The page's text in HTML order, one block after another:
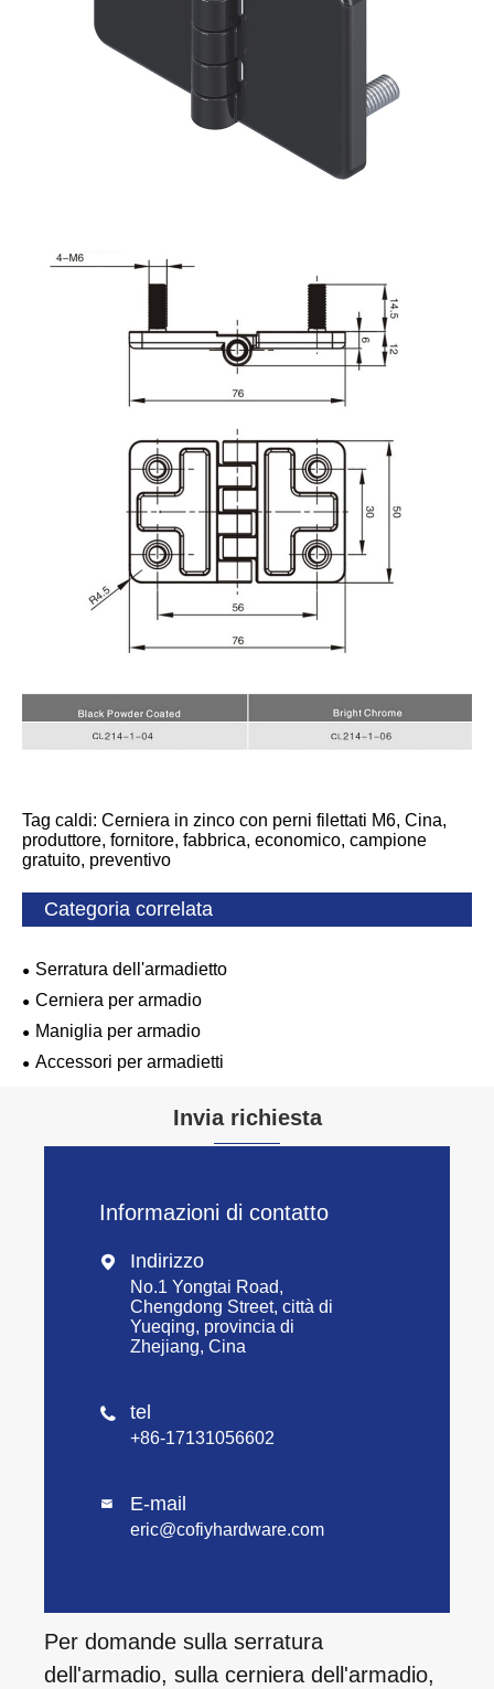
Tag caldi: Cerniera in zinco con perni filettati M6, Cina,
produttore, fornitore, fabbrica, economico, campione
gratuito, preventivo
Categoria correlata
Serratura dell'armadietto
Cerniera per armadio
Maniglia per armadio
Accessori per armadietti
Invia richiesta
Informazioni di contatto
 Indirizzo
No.1 Yongtai Road,
Chengdong Street, città di
Yueqing, provincia di
Zhejiang, Cina
 tel
+86-17131056602
 E-mail
eric@cofiyhardware.com
Per domande sulla serratura
dell'armadio, sulla cerniera dell'armadio,